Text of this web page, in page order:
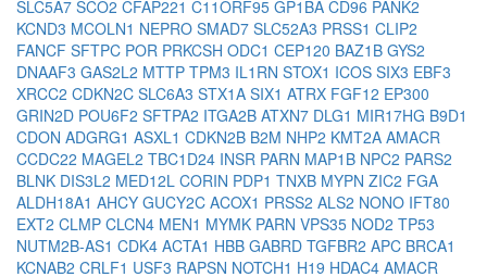
SLC5A7 SCO2 CFAP221 C11ORF95 GP1BA CD96 PANK2
KCND3 MCOLN1 NEPRO SMAD7 SLC52A3 PRSS1 CLIP2
FANCF SFTPC POR PRKCSH ODC1 CEP120 BAZ1B GYS2
DNAAF3 GAS2L2 MTTP TPM3 IL1RN STOX1 ICOS SIX3 EBF3
XRCC2 CDKN2C SLC6A3 STX1A SIX1 ATRX FGF12 EP300
GRIN2D POU6F2 SFTPA2 ITGA2B ATXN7 DLG1 MIR17HG B9D1
CDON ADGRG1 ASXL1 CDKN2B B2M NHP2 KMT2A AMACR
CCDC22 MAGEL2 TBC1D24 INSR PARN MAP1B NPC2 PARS2
BLNK DIS3L2 MED12L CORIN PDP1 TNXB MYPN ZIC2 FGA
ALDH18A1 AHCY GUCY2C ACOX1 PRSS2 ALS2 NONO IFT80
EXT2 CLMP CLCN4 MEN1 MYMK PARN VPS35 NOD2 TP53
NUTM2B-AS1 CDK4 ACTA1 HBB GABRD TGFBR2 APC BRCA1
KCNAB2 CRLF1 USF3 RAPSN NOTCH1 H19 HDAC4 AMACR